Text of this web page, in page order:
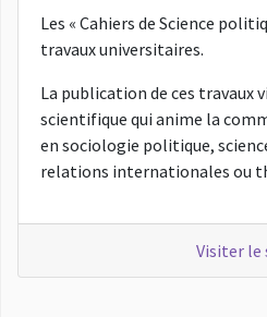
Les « Cahiers de Science
travaux universitaires.
La publication de ces travaux
scientifique qui anime la
en sociologie politique,
relations internationales ou
Visiter le